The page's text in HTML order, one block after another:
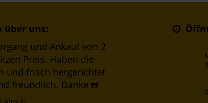
über uns:
und Ankauf von 2
Preis. Haben die
und frisch hergerichtet
freundlich. Danke